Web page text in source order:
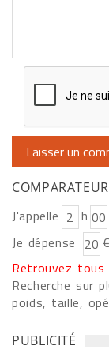
J'appelle h
Je dépense
Retrouvez tous
Recherche sur
poids, taille,
PUBLICITÉ